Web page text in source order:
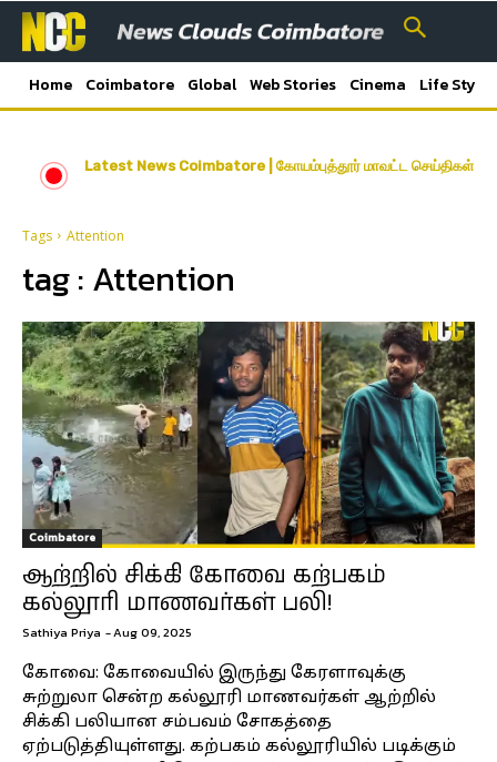
Home Coimbatore Global Web Stories Cinema Life Style
Latest News Coimbatore | கோயம்புத்தூர் மாவட்ட செய்திகள்
Tags Attention
tag : Attention
Coimbatore
ஆற்றில் சிக்கி கோவை கற்பகம்
கல்லூரி மாணவர்கள் பலி!
Sathiya Priya -Aug 09, 2025
கோவை: கோவையில் இருந்து கேரளாவுக்கு
சுற்றுலா சென்ற கல்லூரி மாணவர்கள் ஆற்றில்
சிக்கி பலியான சம்பவம் சோகத்தை
ஏற்படுத்தியுள்ளது. கற்பகம் கல்லூரியில் படிக்கும்